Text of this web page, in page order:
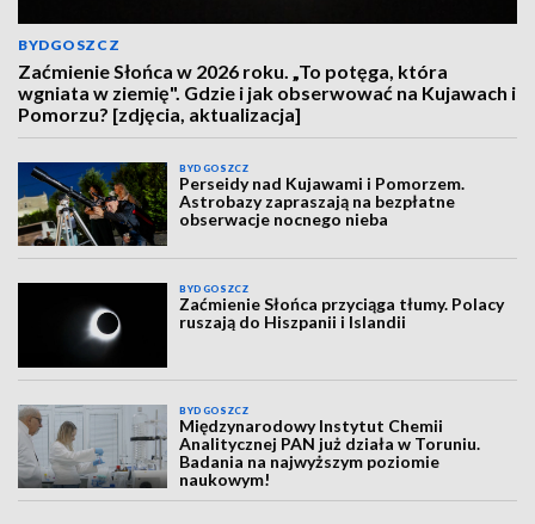
BYDGOSZCZ
Zaćmienie Słońca w 2026 roku. „To potęga, która
wgniata w ziemię". Gdzie i jak obserwować na Kujawach i
Pomorzu? [zdjęcia, aktualizacja]
BYDGOSZCZ
Perseidy nad Kujawami i Pomorzem.
Astrobazy zapraszają na bezpłatne
obserwacje nocnego nieba
BYDGOSZCZ
Zaćmienie Słońca przyciąga tłumy. Polacy
ruszają do Hiszpanii i Islandii
BYDGOSZCZ
Międzynarodowy Instytut Chemii
Analitycznej PAN już działa w Toruniu.
Badania na najwyższym poziomie
naukowym!